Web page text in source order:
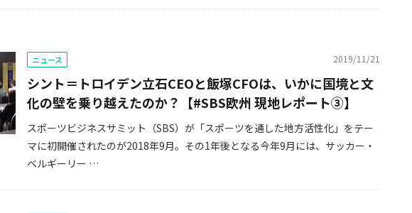
ニュース 2019/11/21
シント＝トロイデン立石CEOと飯塚CFOは、いかに国境と文
化の壁を乗り越えたのか？【#SBS欧州 現地レポート③】
スポーツビジネスサミット（SBS）が「スポーツを通した地方活性化」をテー
マに初開催されたのが2018年9月。その1年後となる今年9月には、サッカー・
ベルギーリー …